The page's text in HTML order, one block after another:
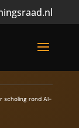
scholing rond AI-